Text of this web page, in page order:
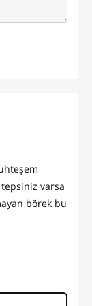
varsa
börek bu